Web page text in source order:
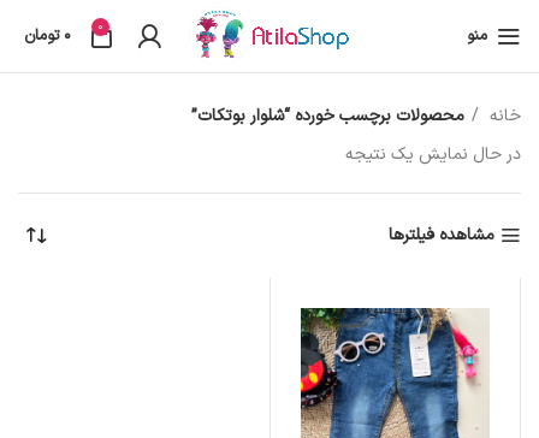
منو 0
0 تومان
خانه
محصولات برچسب خورده “شلوار بوتکات”
در حال نمایش یک نتیجه
مشاهده فیلترها